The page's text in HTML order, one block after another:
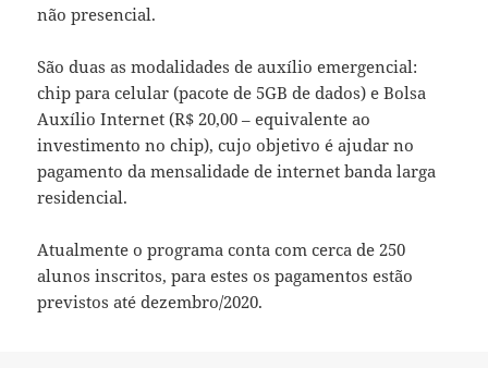
não presencial.
São duas as modalidades de auxílio emergencial:
chip para celular (pacote de 5GB de dados) e Bolsa
Auxílio Internet (R$ 20,00 – equivalente ao
investimento no chip), cujo objetivo é ajudar no
pagamento da mensalidade de internet banda larga
residencial.
Atualmente o programa conta com cerca de 250
alunos inscritos, para estes os pagamentos estão
previstos até dezembro/2020.